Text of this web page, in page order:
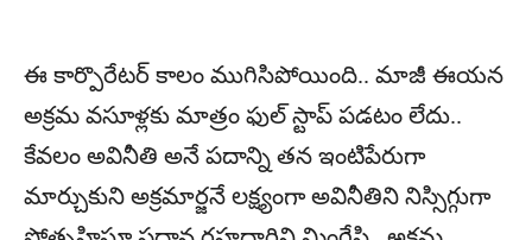
ఈ కార్పొరేటర్‌ కాలం ముగిసిపోయింది.. మాజీ ఈయన
అక్రమ వసూళ్లకు మాత్రం ఫుల్‌ స్టాప్‌ పడటం లేదు..
కేవలం అవినీతి అనే పదాన్ని తన ఇంటిపేరుగా
మార్చుకుని అక్రమార్జనే లక్ష్యంగా అవినీతిని నిస్సిగ్గుగా